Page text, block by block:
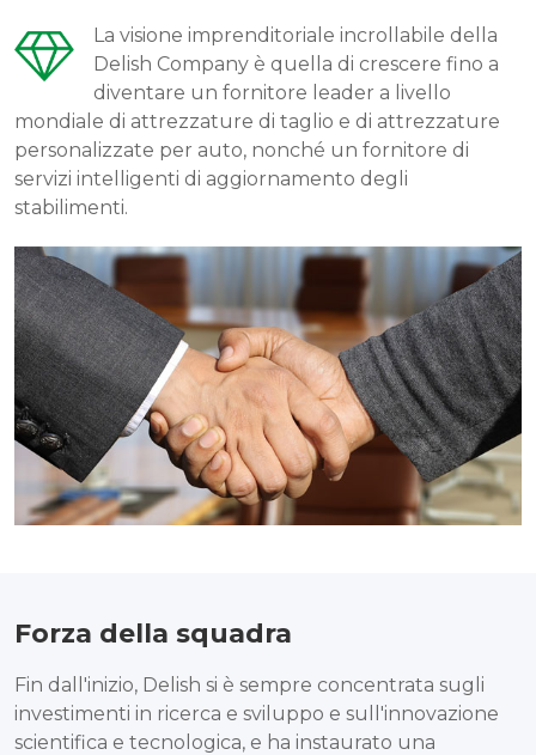
La visione imprenditoriale incrollabile della
Delish Company è quella di crescere fino a
diventare un fornitore leader a livello
mondiale di attrezzature di taglio e di attrezzature
personalizzate per auto, nonché un fornitore di
servizi intelligenti di aggiornamento degli
stabilimenti.
Forza della squadra
Fin dall'inizio, Delish si è sempre concentrata sugli
investimenti in ricerca e sviluppo e sull'innovazione
scientifica e tecnologica, e ha instaurato una